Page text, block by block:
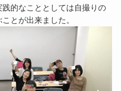
的なこととしては自撮りの
とが出来ました。